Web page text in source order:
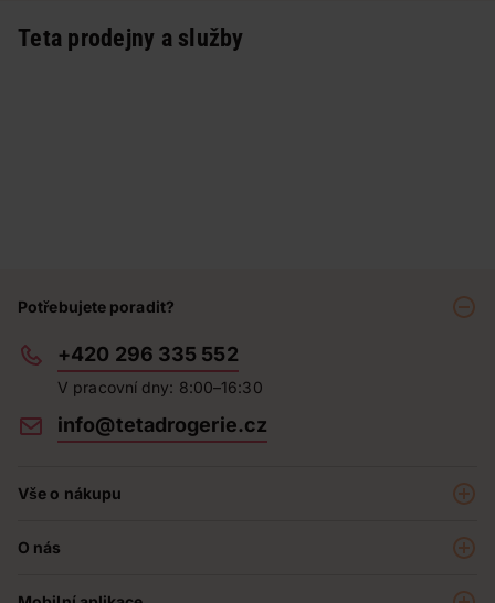
Teta prodejny a služby
Potřebujete poradit?
+420 296 335 552
V pracovní dny: 8:00–16:30
info@tetadrogerie.cz
Vše o nákupu
Prodejny
O nás